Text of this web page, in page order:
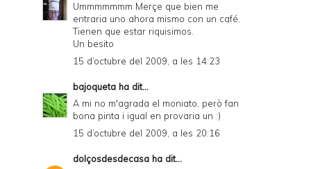
Ummmmmmm Merçe que bien me
entraria uno ahora mismo con un café.
Tienen que estar riquisimos.
Un besito
15 d’octubre del 2009, a les 14:23
bajoqueta ha dit...
A mi no m'agrada el moniato, però fan
bona pinta i igual en provaria un :)
15 d’octubre del 2009, a les 20:16
dolçosdesdecasa ha dit...